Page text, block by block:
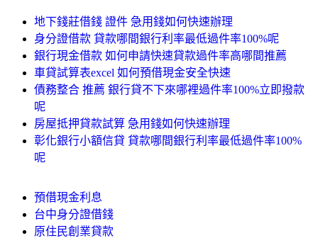
地下錢莊借錢 證件 急用錢如何快速辦理
身分證借款 貸款哪間銀行利率最低過件率100%呢
銀行現金借款 如何申請快速貸款過件率高哪間推薦
車貸試算表excel 如何預借現金安全快速
債務整合 推薦 銀行貸不下來哪裡過件率100%立即撥款
呢
房屋抵押貸款試算 急用錢如何快速辦理
彰化銀行小額信貸 貸款哪間銀行利率最低過件率100%
呢
預借現金利息
台中身分證借錢
原住民創業貸款